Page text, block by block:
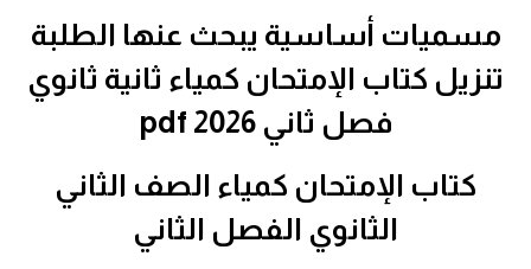
مسميات أساسية يبحث عنها الطلبة
تنزيل كتاب الإمتحان كمياء ثانية ثانوي
فصل ثاني 2026 pdf
كتاب الإمتحان كمياء الصف الثاني
الثانوي الفصل الثاني